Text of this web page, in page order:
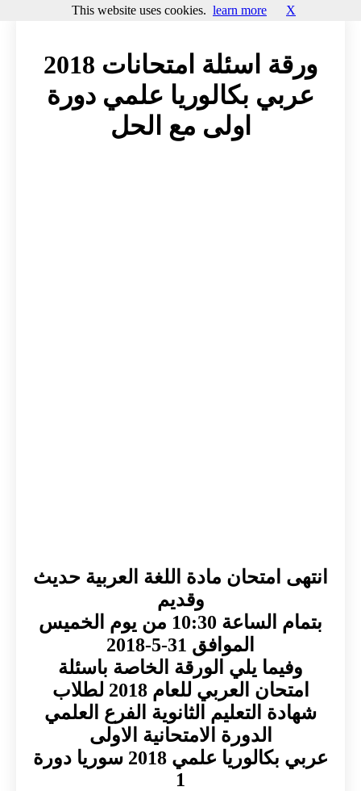
ورقة اسئلة امتحانات 2018
عربي بكالوريا علمي دورة
اولى مع الحل
انتهى امتحان مادة اللغة العربية حديث
وقديم
بتمام الساعة 10:30 من يوم الخميس
الموافق 31-5-2018
وفيما يلي الورقة الخاصة باسئلة
امتحان العربي للعام 2018 لطلاب
شهادة التعليم الثانوية الفرع العلمي
الدورة الامتحانية الاولى
عربي بكالوريا علمي 2018 سوريا دورة
1
This website uses cookies. learn more X